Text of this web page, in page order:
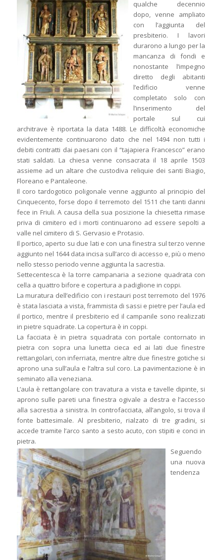
qualche decennio
dopo, venne ampliato
con l’aggiunta del
presbiterio. I lavori
durarono a lungo per la
mancanza di fondi e
nonostante l’impegno
diretto degli abitanti
l’edificio venne
completato solo con
l’inserimento del
portale sul cui
architrave è riportata la data 1488. Le difficoltà economiche
evidentemente continuarono dato che nel 1494 non tutti i
debiti contratti dai paesani con il “tajapiera Francesco” erano
stati saldati. La chiesa venne consacrata il 18 aprile 1503
assieme ad un altare che custodiva reliquie dei santi Biagio,
Floreano e Pantaleone.
Il coro tardogotico poligonale venne aggiunto al principio del
Cinquecento, forse dopo il terremoto del 1511 che tanti danni
fece in Friuli. A causa della sua posizione la chiesetta rimase
priva di cimitero ed i morti continuarono ad essere sepolti a
valle nel cimitero di S. Gervasio e Protasio.
Il portico, aperto su due lati e con una finestra sul terzo venne
aggiunto nel 1644 data incisa sull’arco di accesso e, più o meno
nello stesso periodo venne aggiunta la sacrestia.
Settecentesca è la torre campanaria a sezione quadrata con
cella a quattro bifore e copertura a padiglione in coppi.
La muratura dell’edificio con i restauri post terremoto del 1976
è stata lasciata a vista, frammista di sassi e pietre per l’aula ed
il portico, mentre il presbiterio ed il campanile sono realizzati
in pietre squadrate. La copertura è in coppi.
La facciata è in pietra squadrata con portale contornato in
pietra con sopra una lunetta cieca ed ai lati due finestre
rettangolari, con inferriata, mentre altre due finestre gotiche si
aprono una sull’aula e l’altra sul coro. La pavimentazione è in
seminato alla veneziana.
L’aula è rettangolare con travatura a vista e tavelle dipinte, si
aprono sulle pareti una finestra ogivale a destra e l’accesso
alla sacrestia a sinistra. In controfacciata, all’angolo, si trova il
fonte battesimale. Al presbiterio, rialzato di tre gradini, si
accede tramite l’arco santo a sesto acuto, con stipiti e conci in
pietra.
Seguendo
una nuova
tendenza